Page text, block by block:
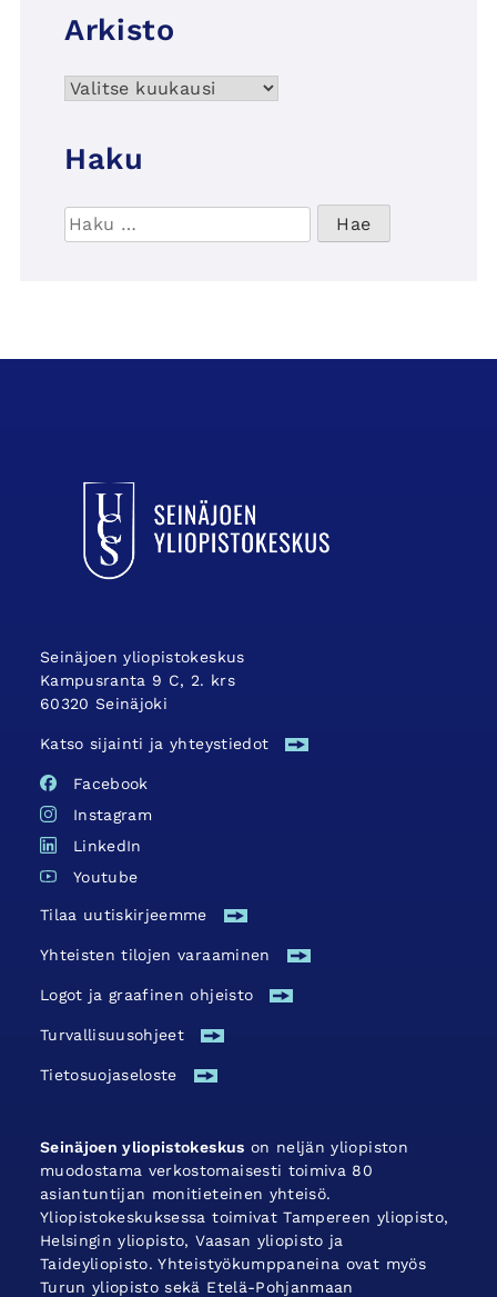
Arkisto
Arkisto
Haku
Haku:
Seinäjoen yliopistokeskus
Kampusranta 9 C, 2. krs
60320 Seinäjoki
Katso sijainti ja yhteystiedot
Facebook
Instagram
LinkedIn
Youtube
Tilaa uutiskirjeemme
Yhteisten tilojen varaaminen
Logot ja graafinen ohjeisto
Turvallisuus­ohjeet
Tietosuojaseloste
Seinäjoen yliopistokeskus on neljän yliopiston
muodostama verkostomaisesti toimiva 80
asiantuntijan monitieteinen yhteisö.
Yliopistokeskuksessa toimivat Tampereen yliopisto,
Helsingin yliopisto, Vaasan yliopisto ja
Taideyliopisto. Yhteistyökumppaneina ovat myös
Turun yliopisto sekä Etelä-Pohjanmaan